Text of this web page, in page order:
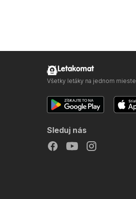
Letakomat
Všetky letáky na jednom mieste
Sleduj nás